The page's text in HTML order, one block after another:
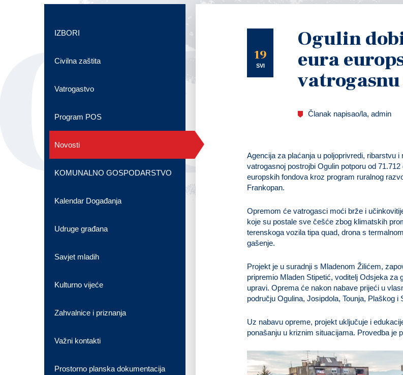
19
SVI
Ogulin
eura
Članak napisao/la, admin
Agencija za plaćanja u poljoprivredi, ribarstvu
vatrogasnoj postrojbi Ogulin potporu od
europskih fondova kroz program ruralnog
Frankopan.
Opremom će vatrogasci moći brže i
koje su postale sve češće zbog klimatskih
terenskoga vozila tipa quad, drona s
gašenje.
Projekt je u suradnji s Mladenom Žilićem,
pripremio Mladen Stipetić, voditelj Odsjeka
upravi. Oprema će nakon nabave prijeći u
području Ogulina, Josipdola, Tounja, Plaškog
Uz nabavu opreme, projekt uključuje i
ponašanju u kriznim situacijama. Provedba je
IZBORI
Civilna zaštita
Vatrogastvo
Program POS
Novosti
KOMUNALNO GOSPODARSTVO
Kalendar Događanja
Udruge građana
Savjet mladih
Kulturno vijeće
Zahvalnice i priznanja
Važni kontakti
Prostorno planska dokumentacija